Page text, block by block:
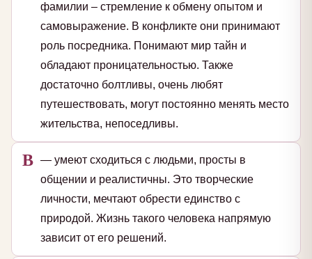
фамилии – стремление к обмену опытом и
самовыражение. В конфликте они принимают
роль посредника. Понимают мир тайн и
обладают проницательностью. Также
достаточно болтливы, очень любят
путешествовать, могут постоянно менять место
жительства, непоседливы.
В — умеют сходиться с людьми, просты в
общении и реалистичны. Это творческие
личности, мечтают обрести единство с
природой. Жизнь такого человека напрямую
зависит от его решений.